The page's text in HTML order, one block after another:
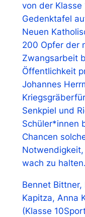
von der
Gedenktafel
Neuen
200 Opfer der
Zwangsarbeit
Öffentlichkeit
Johannes
Senkpiel und
Schüler*innen
Chancen
wach zu halten.
Bennet
Kapitza, Anna
(Klasse